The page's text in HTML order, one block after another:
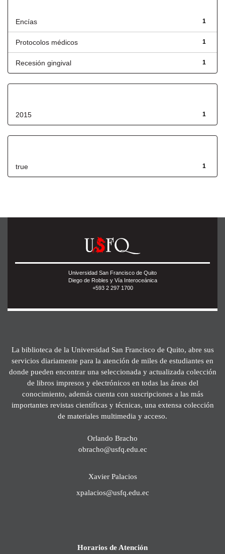
1
Encías
1
Protocolos médicos
1
Recesión gingival
1
2015
1
true
Universidad San Francisco de Quito
Diego de Robles y Vía Interoceánica
+593 2 297 1700
La biblioteca de la Universidad San Francisco de Quito, abre sus
servicios diariamente para la atención de miles de estudiantes en
donde pueden encontrar una seleccionada y actualizada colección
de libros impresos y electrónicos en todas las áreas del
conocimiento, además cuenta con suscripciones a las más
importantes revistas científicas y técnicas, una extensa colección
de materiales multimedia y acceso.
Orlando Bracho
obracho@usfq.edu.ec
Xavier Palacios
xpalacios@usfq.edu.ec
Horarios de Atención